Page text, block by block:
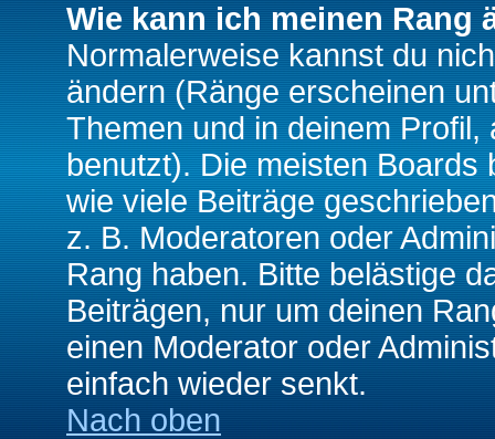
Wie kann ich meinen Rang
Normalerweise kannst du
ändern (Ränge erscheinen
Themen und in deinem
benutzt). Die meisten Boards
wie viele Beiträge
z. B. Moderatoren oder
Rang haben. Bitte belästige
Beiträgen, nur um deinen
einen Moderator oder
einfach wieder senkt.
Nach oben